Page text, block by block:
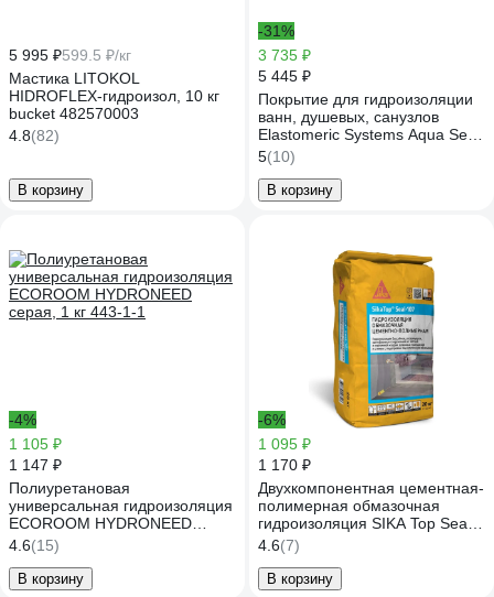
5 995 ₽599.5 ₽/кг
Мастика LITOKOL
HIDROFLEX-гидроизол, 10 кг
bucket 482570003
4.8(82)
В корзину
-31%
3 735 ₽
5 445 ₽
Покрытие для гидроизоляции
ванн, душевых, санузлов
Elastomeric Systems Aqua Seal-
700, 10 кг aqua_seal_10kg
5(10)
В корзину
-4%
1 105 ₽
1 147 ₽
Полиуретановая
универсальная гидроизоляция
ECOROOM HYDRONEED
серая, 1 кг 443-1-1
4.6(15)
В корзину
-6%
1 095 ₽
1 170 ₽
Двухкомпонентная цементная-
полимерная обмазочная
гидроизоляция SIKA Top Seal-
107 (B) (жестко-эластичная)
мешок 20 кг 469251
4.6(7)
В корзину